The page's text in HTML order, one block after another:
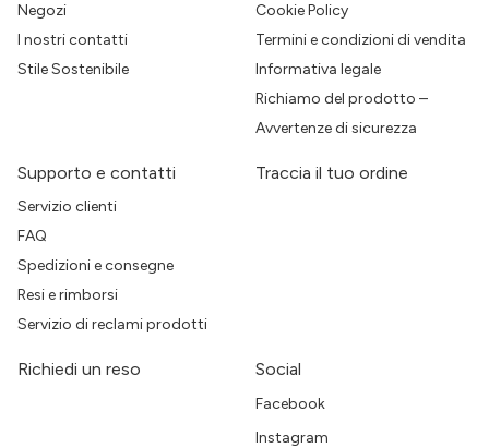
Negozi
I nostri contatti
Stile Sostenibile
Cookie Policy
Termini e condizioni di vendita
Informativa legale
Richiamo del prodotto –
Avvertenze di sicurezza
Supporto e contatti
Servizio clienti
FAQ
Spedizioni e consegne
Resi e rimborsi
Servizio di reclami prodotti
Traccia il tuo ordine
Richiedi un reso Social
Facebook
Instagram